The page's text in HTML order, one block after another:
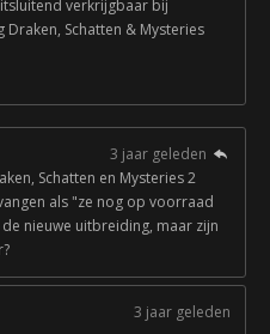
verkrijgbaar bij
Schatten & Mysteries
3 jaar geleden
Schatten en Mysteries 2
als "ze nog op voorraad
nieuwe uitbreiding, maar zijn
3 jaar geleden